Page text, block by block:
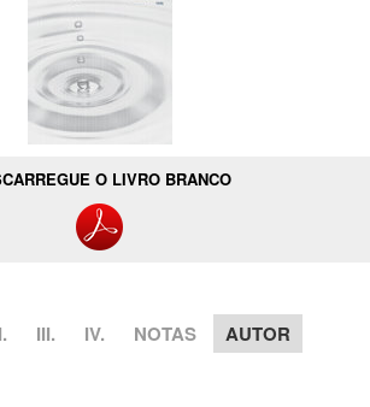
O LIVRO BRANCO
III. IV. NOTAS AUTOR